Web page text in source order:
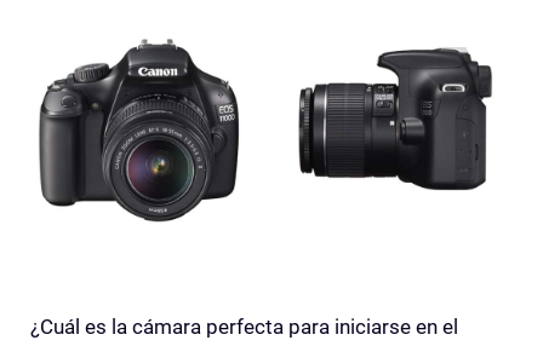
¿Cuál es la cámara perfecta para iniciarse en el